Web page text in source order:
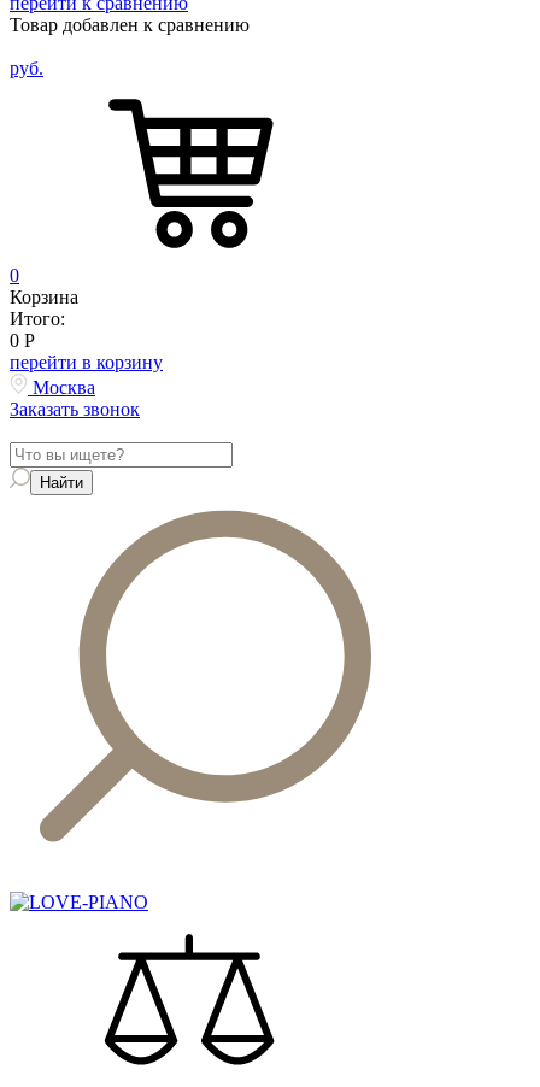
Товар добавлен к сравнению
руб.
0
Корзина
Итого:
0 Р
перейти в корзину
Москва
Заказать звонок